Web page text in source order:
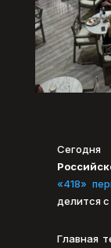
«418»
делится
Главная